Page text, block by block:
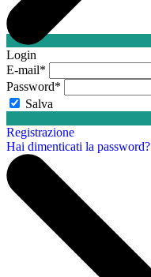
Login
E-mail*
Password*
Salva
Registrazione
Hai dimenticati la password?